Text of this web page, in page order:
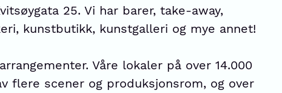
25. Vi har barer, take-away,
kunstbutikk, kunstgalleri og mye annet!
Våre lokaler på over 14.000
flere scener og produksjonsrom, og over